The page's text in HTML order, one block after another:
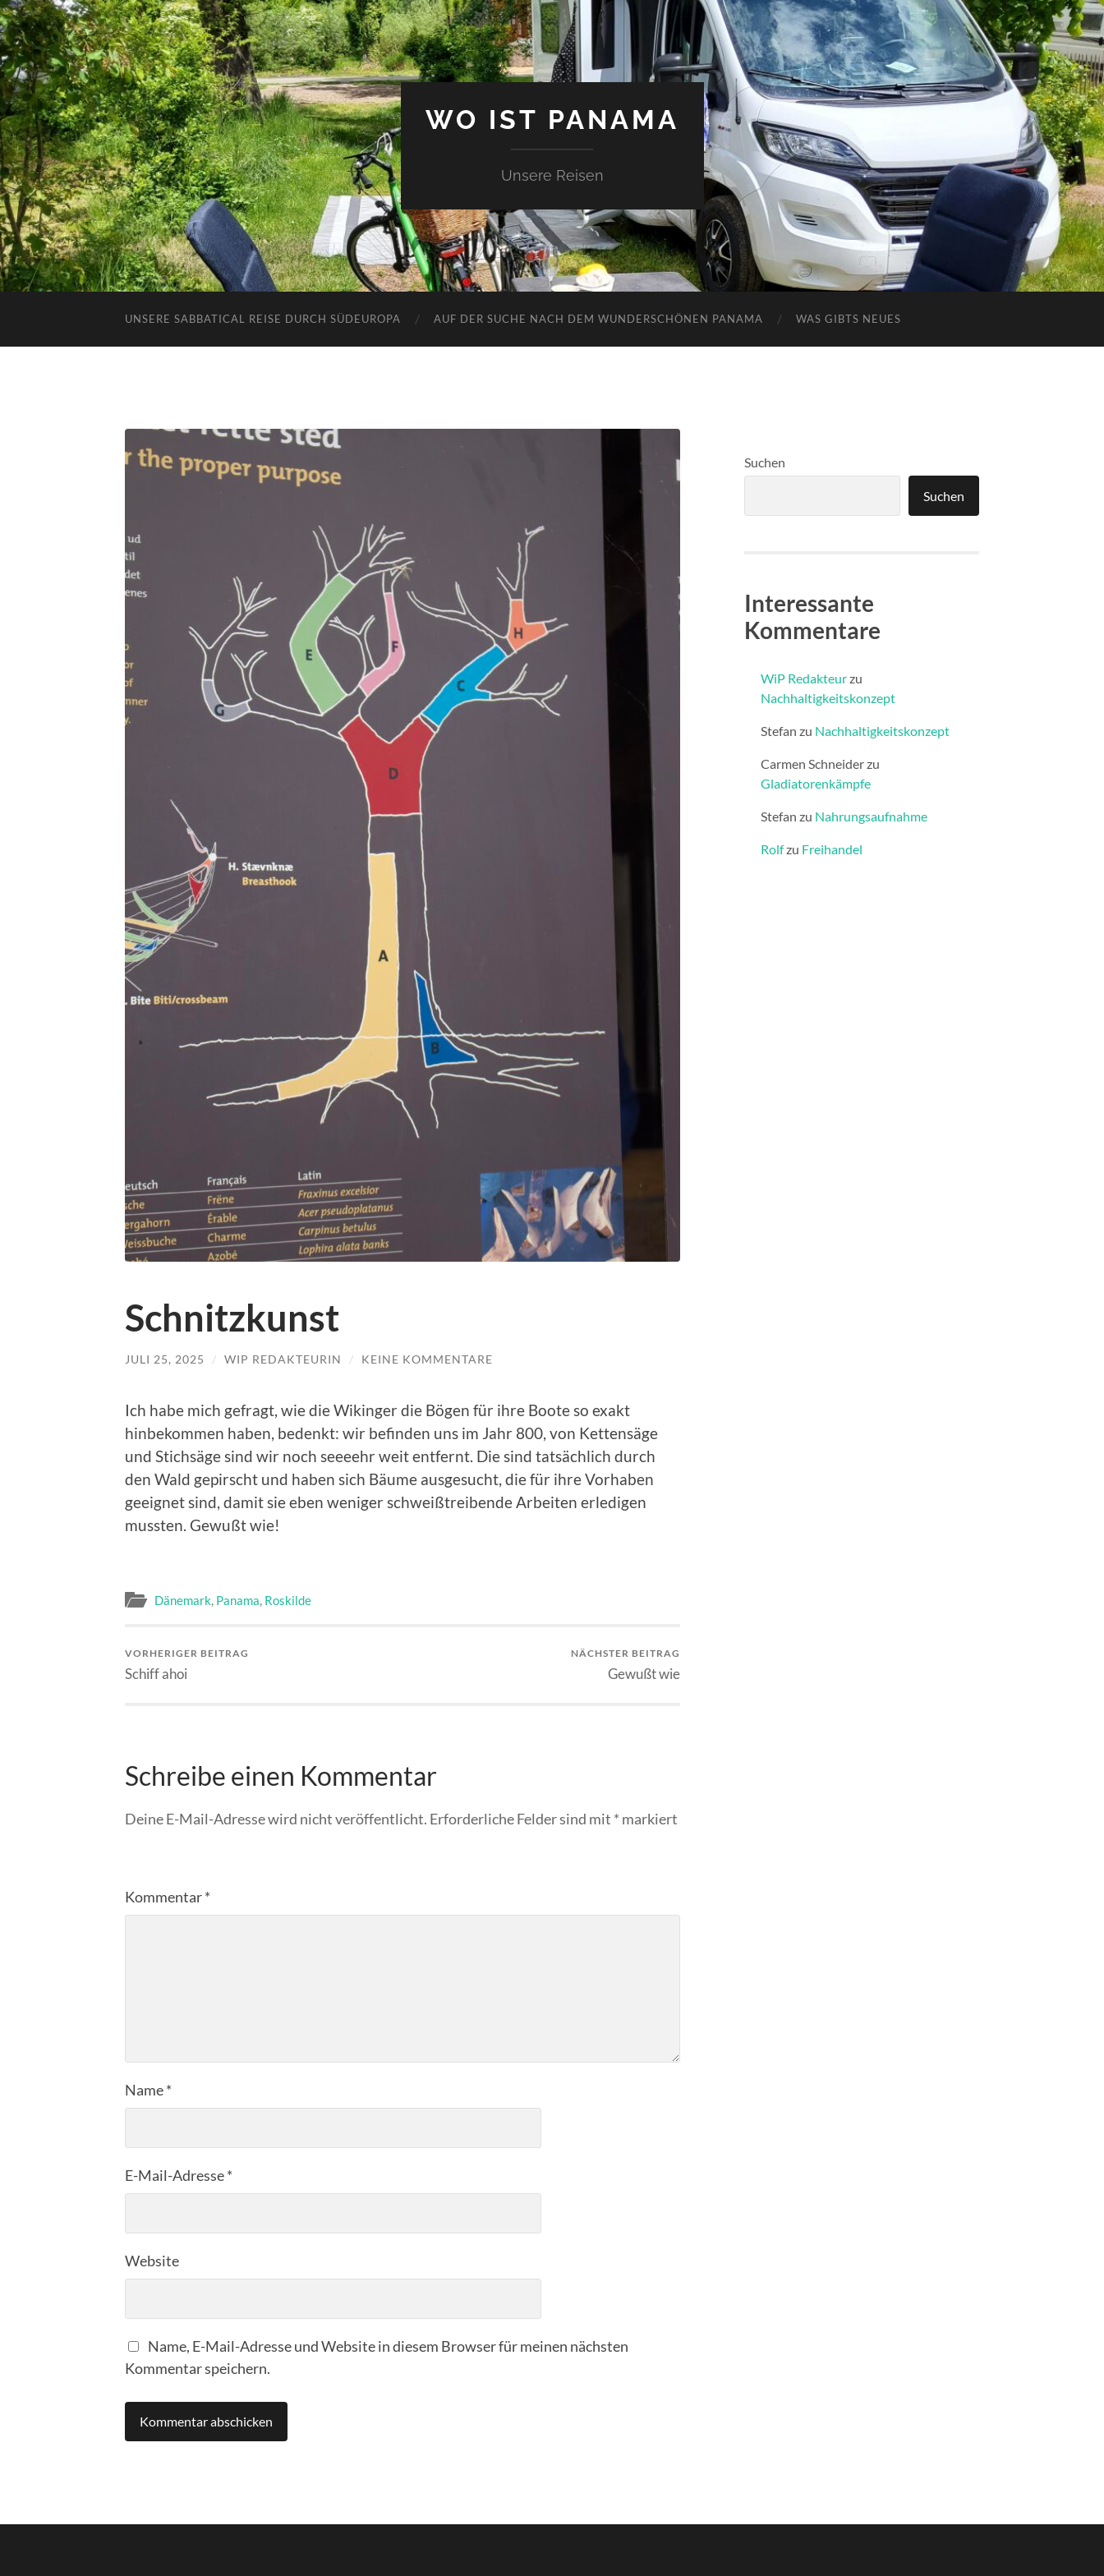
WO IST PANAMA
Unsere Reisen
UNSERE SABBATICAL REISE DURCH SÜDEUROPA AUF DER SUCHE NACH DEM WUNDERSCHÖNEN PANAMA WAS GIBTS NEUES
Schnitzkunst
JULI 25, 2025 / WIP REDAKTEURIN / KEINE KOMMENTARE
Ich habe mich gefragt, wie die Wikinger die Bögen für ihre Boote so exakt
hinbekommen haben, bedenkt: wir befinden uns im Jahr 800, von Kettensäge
und Stichsäge sind wir noch seeeehr weit entfernt. Die sind tatsächlich durch
den Wald gepirscht und haben sich Bäume ausgesucht, die für ihre Vorhaben
geeignet sind, damit sie eben weniger schweißtreibende Arbeiten erledigen
mussten. Gewußt wie!
Dänemark, Panama, Roskilde
VORHERIGER BEITRAG
Schiff ahoi
NÄCHSTER BEITRAG
Gewußt wie
Schreibe einen Kommentar
Deine E-Mail-Adresse wird nicht veröffentlicht. Erforderliche Felder sind mit * markiert
Kommentar*
Name*
E-Mail-Adresse*
Website
Name, E-Mail-Adresse und Website in diesem Browser für meinen nächsten
Kommentar speichern.
Suchen
Suchen
Interessante
Kommentare
WiP Redakteurzu
Nachhaltigkeitskonzept
Stefan zu Nachhaltigkeitskonzept
Carmen Schneiderzu
Gladiatorenkämpfe
Stefan zu Nahrungsaufnahme
Rolfzu Freihandel